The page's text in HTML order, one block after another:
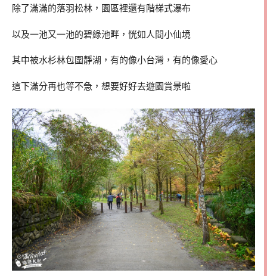
除了滿滿的落羽松林，園區裡還有階梯式瀑布
以及一池又一池的碧綠池畔，恍如人間小仙境
其中被水杉林包圍靜湖，有的像小台灣，有的像愛心
這下滿分再也等不急，想要好好去遊園賞景啦